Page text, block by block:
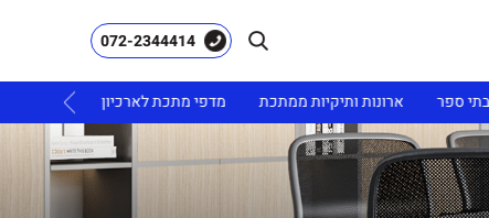
072-2344414
ספר ארונות ותיקיות ממתכת מדפי מתכת לארכיון ריהוט